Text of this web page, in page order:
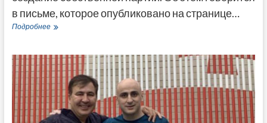
в письме, которое опубликовано на странице…
ПодробнееОбвиняемый
домогательствах
Гоги
Цулая
анонсировал
создание
собственной